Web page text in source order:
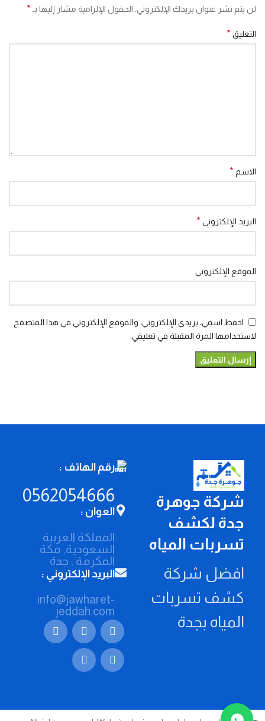
لن يتم نشر عنوان بريدك الإلكتروني. الحقول الإلزامية مشار إليها بـ *
التعليق *
الاسم *
البريد الإلكتروني *
الموقع الإلكتروني
احفظ اسمي، بريدي الإلكتروني، والموقع الإلكتروني في هذا المتصفح
لاستخدامها المرة المقبلة في تعليقي.
شركة جوهرة
جدة لكشف
تسربات المياه
افضل شركة
كشف تسربات
المياه بجدة
رقم الهاتف :
0562054666
العوان :
المملكة العربية
السعودية, مكة
المكرمة , جدة
البريد الإلكتروني :
info@jawharet-
jeddah.com